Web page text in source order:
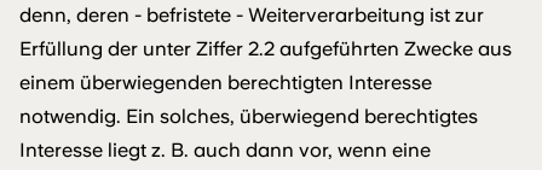
denn, deren - befristete - Weiterverarbeitung ist zur
Erfüllung der unter Ziffer 2.2 aufgeführten Zwecke aus
einem überwiegenden berechtigten Interesse
notwendig. Ein solches, überwiegend berechtigtes
Interesse liegt z. B. auch dann vor, wenn eine